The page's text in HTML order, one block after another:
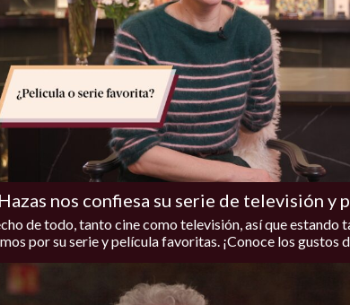
nos confiesa su serie de televisión y
de todo, tanto cine como televisión, así que estando
por su serie y película favoritas. ¡Conoce los gustos